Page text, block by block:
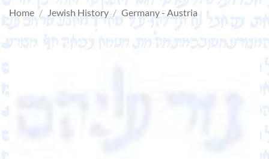
Home / Jewish History / Germany - Austria